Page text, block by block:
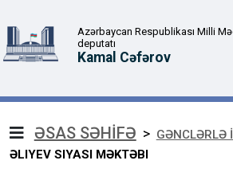
Azərbaycan Respublikası Milli
deputatı
Kamal Cəfərov
ƏSAS SƏHİFƏ > GƏNCLƏRLƏ
ƏLIYEV SIYASI MƏKTƏBI